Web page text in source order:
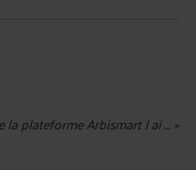
plateforme Arbismart J ai ... »